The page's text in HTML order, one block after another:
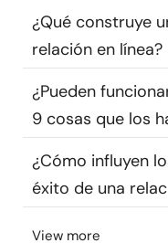
Sobre nosotros
¿Qué construye
relación en línea?
¿Pueden
9 cosas que los
¿Cómo influyen
éxito de una
View more